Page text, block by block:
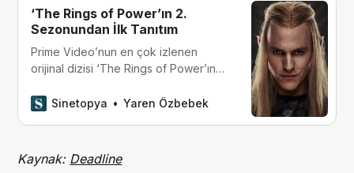
‘The Rings of Power’ın 2.
Sezonundan İlk Tanıtım
Prime Video’nun en çok izlenen
orijinal dizisi ‘The Rings of Power’ın
ikinci sezonundan bir tanıtım
Sinetopya Yaren Özbebek
Kaynak: Deadline